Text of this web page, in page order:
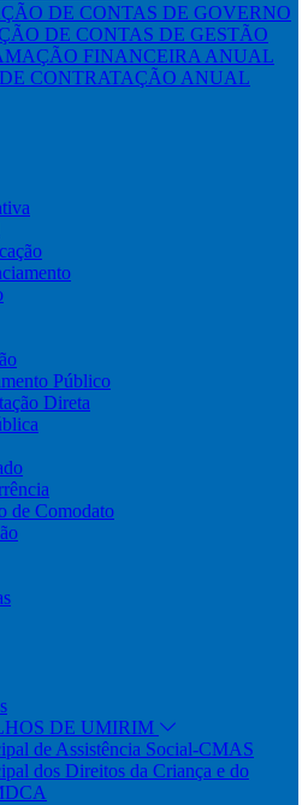
DE CONTAS DE GOVERNO
DE CONTAS DE GESTÃO
FINANCEIRA ANUAL
CONTRATAÇÃO ANUAL
Público
Direta
de Comodato
DE UMIRIM
de Assistência Social-CMAS
dos Direitos da Criança e do